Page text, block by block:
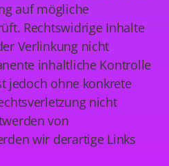
auf mögliche
Rechtswidrige Inhalte
Verlinkung nicht
inhaltliche Kontrolle
jedoch ohne konkrete
nicht
von
wir derartige Links